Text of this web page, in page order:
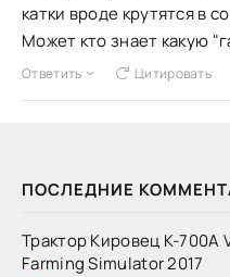
ПОСЛЕДНИЕ
Трактор Кировец К-700А
Farming Simulator 2017
катки вроде крутятся в
Может кто знает какую
Ответить Цитировать